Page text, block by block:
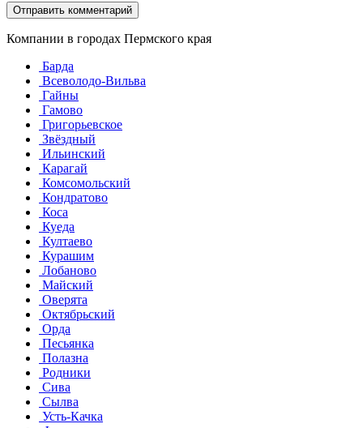
Компании в городах Пермского края
Барда
Всеволодо-Вильва
Гайны
Гамово
Григорьевское
Звёздный
Ильинский
Карагай
Комсомольский
Кондратово
Коса
Куеда
Култаево
Курашим
Лобаново
Майский
Оверята
Октябрьский
Орда
Песьянка
Полазна
Родники
Сива
Сылва
Усть-Качка